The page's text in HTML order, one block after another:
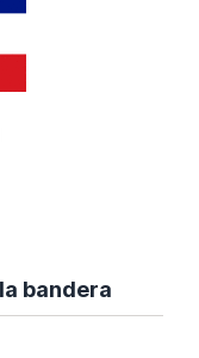
bandera